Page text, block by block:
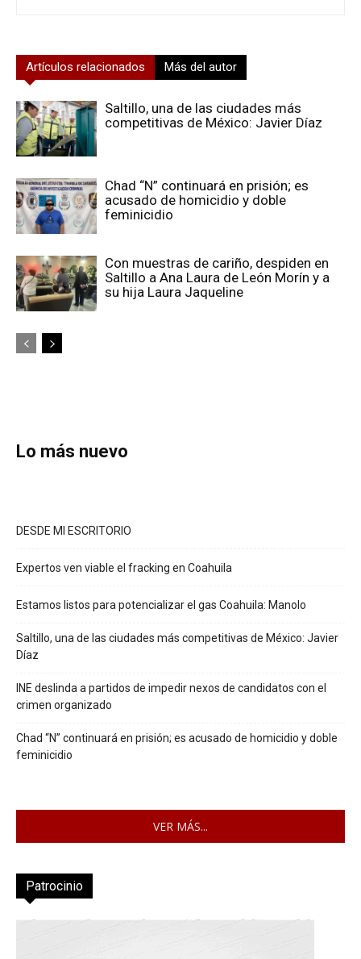
Artículos relacionados Más del autor
Saltillo, una de las ciudades más
competitivas de México: Javier Díaz
Chad “N” continuará en prisión; es
acusado de homicidio y doble
feminicidio
Con muestras de cariño, despiden en
Saltillo a Ana Laura de León Morín y a
su hija Laura Jaqueline
Lo más nuevo
DESDE MI ESCRITORIO
Expertos ven viable el fracking en Coahuila
Estamos listos para potencializar el gas Coahuila: Manolo
Saltillo, una de las ciudades más competitivas de México: Javier
Díaz
INE deslinda a partidos de impedir nexos de candidatos con el
crimen organizado
Chad “N” continuará en prisión; es acusado de homicidio y doble
feminicidio
VER MÁS...
Patrocinio